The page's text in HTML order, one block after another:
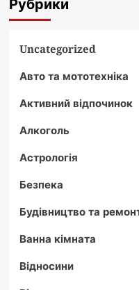
Рубрики
Uncategorized
Авто та мототехніка
Активний відпочинок
Алкоголь
Астрологія
Безпека
Будівництво та
Ванна кімната
Відносини